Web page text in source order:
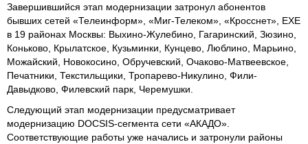
Завершившийся этап модернизации затронул абонентов
бывших сетей «Телеинформ», «Миг-Телеком», «Кросснет», EXE
в 19 районах Москвы: Выхино-Жулебино, Гагаринский, Зюзино,
Коньково, Крылатское, Кузьминки, Кунцево, Люблино, Марьино,
Можайский, Новокосино, Обручевский, Очаково-Матвеевское,
Печатники, Текстильщики, Тропарево-Никулино, Фили-
Давыдково, Филевский парк, Черемушки.
Следующий этап модернизации предусматривает
модернизацию DOCSIS-сегмента сети «АКАДО».
Соответствующие работы уже начались и затронули районы